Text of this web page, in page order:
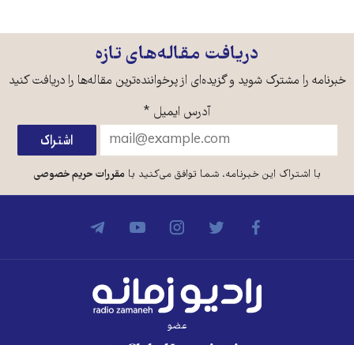
دریافت مقاله‌های تازه
خبرنامه را مشترک شوید و گزیده‌ای از پرخواننده‌ترین مقاله‌ها را دریافت کنید
آدرس ایمیل *
با اشتراک این خبرنامه، شما توافق می‌کنید بامقررات حریم خصوصی
عضو